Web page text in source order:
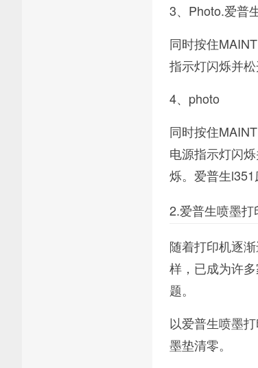
3、Photo.爱普
同时按住
指示灯闪烁并
4、photo
同时按住
电源指示灯闪
烁。爱普生l351
2.爱普生喷墨
随着打印机逐
样，已成为许
题。
以爱普生喷墨
墨垫清零。